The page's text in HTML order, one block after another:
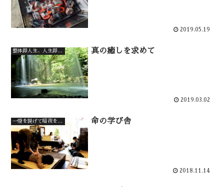
2019.05.19
整体即人生、人生即整体 真の癒しを求めて
2019.03.02
一燈を提げて暗夜を行く 命の学び舎
2018.11.14